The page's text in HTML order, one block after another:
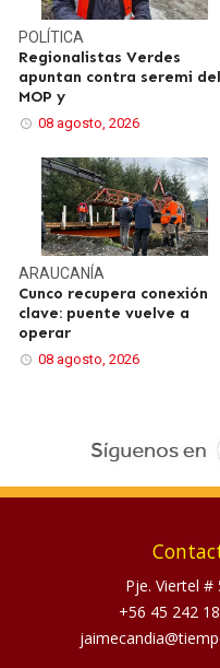
POLÍTICA
Regionalistas Verdes
apuntan contra seremi del
MOP y
08 agosto, 2026
ARAUCANÍA
Cunco recupera conexión
clave: puente vuelve a
operar
08 agosto, 2026
Pje. Viertel #
+56 45 242